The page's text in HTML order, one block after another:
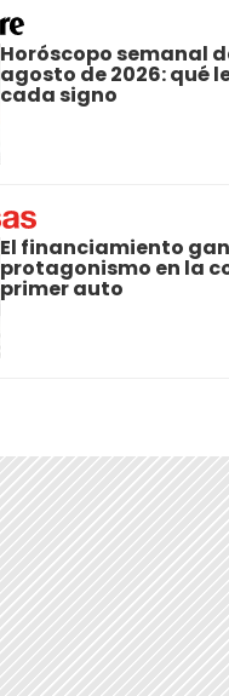
Horóscopo semanal
agosto de 2026: qué
cada signo
El financiamiento
protagonismo en la
primer auto